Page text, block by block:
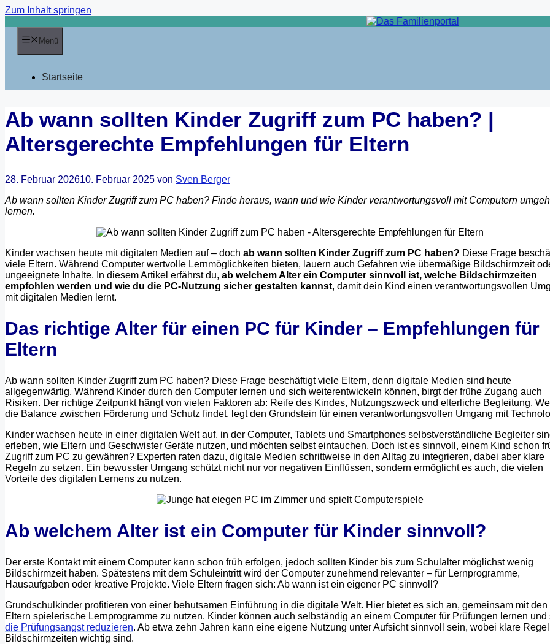
Zum Inhalt springen
Menü
Startseite
Ab wann sollten Kinder Zugriff zum PC haben? |
Altersgerechte Empfehlungen für Eltern
28. Februar 202610. Februar 2025 von Sven Berger
Ab wann sollten Kinder Zugriff zum PC haben? Finde heraus, wann und wie Kinder verantwortungsvoll mit Computern
lernen.
Kinder wachsen heute mit digitalen Medien auf – doch ab wann sollten Kinder Zugriff zum PC haben? Diese Frage
viele Eltern. Während Computer wertvolle Lernmöglichkeiten bieten, lauern auch Gefahren wie übermäßige Bildschirmzeit
ungeeignete Inhalte. In diesem Artikel erfährst du, ab welchem Alter ein Computer sinnvoll ist, welche Bildschirmzeiten
empfohlen werden und wie du die PC-Nutzung sicher gestalten kannst, damit dein Kind einen verantwortungsvollen
mit digitalen Medien lernt.
Das richtige Alter für einen PC für Kinder – Empfehlungen für
Eltern
Ab wann sollten Kinder Zugriff zum PC haben? Diese Frage beschäftigt viele Eltern, denn digitale Medien sind heute
allgegenwärtig. Während Kinder durch den Computer lernen und sich weiterentwickeln können, birgt der frühe Zugang auch
Risiken. Der richtige Zeitpunkt hängt von vielen Faktoren ab: Reife des Kindes, Nutzungszweck und elterliche Begleitung.
die Balance zwischen Förderung und Schutz findet, legt den Grundstein für einen verantwortungsvollen Umgang mit
Kinder wachsen heute in einer digitalen Welt auf, in der Computer, Tablets und Smartphones selbstverständliche Begleiter
erleben, wie Eltern und Geschwister Geräte nutzen, und möchten selbst eintauchen. Doch ist es sinnvoll, einem Kind schon
Zugriff zum PC zu gewähren? Experten raten dazu, digitale Medien schrittweise in den Alltag zu integrieren, dabei aber klare
Regeln zu setzen. Ein bewusster Umgang schützt nicht nur vor negativen Einflüssen, sondern ermöglicht es auch, die vielen
Vorteile des digitalen Lernens zu nutzen.
Ab welchem Alter ist ein Computer für Kinder sinnvoll?
Der erste Kontakt mit einem Computer kann schon früh erfolgen, jedoch sollten Kinder bis zum Schulalter möglichst wenig
Bildschirmzeit haben. Spätestens mit dem Schuleintritt wird der Computer zunehmend relevanter – für Lernprogramme,
Hausaufgaben oder kreative Projekte. Viele Eltern fragen sich: Ab wann ist ein eigener PC sinnvoll?
Grundschulkinder profitieren von einer behutsamen Einführung in die digitale Welt. Hier bietet es sich an, gemeinsam mit den
Eltern spielerische Lernprogramme zu nutzen. Kinder können auch selbständig an einem Computer für Prüfungen lernen und
die Prüfungsangst reduzieren. Ab etwa zehn Jahren kann eine eigene Nutzung unter Aufsicht sinnvoll sein, wobei klare
Bildschirmzeiten wichtig sind.